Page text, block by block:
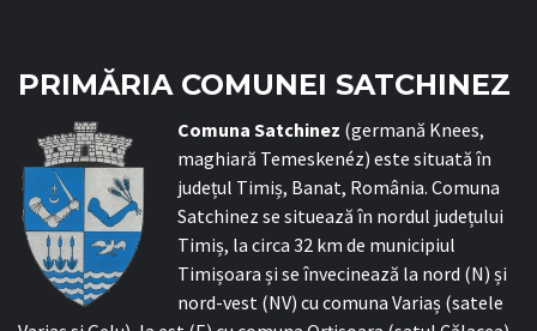
PRIMĂRIA COMUNEI SATCHINEZ
Comuna Satchinez (germană Knees,
maghiară Temeskenéz) este situată în
județul Timiș, Banat, România. Comuna
Satchinez se situează în nordul județului
Timiș, la circa 32 km de municipiul
Timișoara și se învecinează la nord (N) și
nord-vest (NV) cu comuna Variaș (satele